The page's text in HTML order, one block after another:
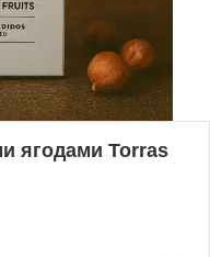
ягодами Torras